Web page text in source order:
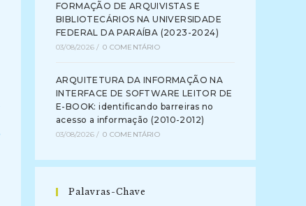
FORMAÇÃO DE ARQUIVISTAS E
BIBLIOTECÁRIOS NA UNIVERSIDADE
FEDERAL DA PARAÍBA (2023-2024)
03/08/2026 / 0 COMENTÁRIO
ARQUITETURA DA INFORMAÇÃO NA
INTERFACE DE SOFTWARE LEITOR DE
E-BOOK: identificando barreiras no
acesso a informação (2010-2012)
03/08/2026 / 0 COMENTÁRIO
Palavras-Chave